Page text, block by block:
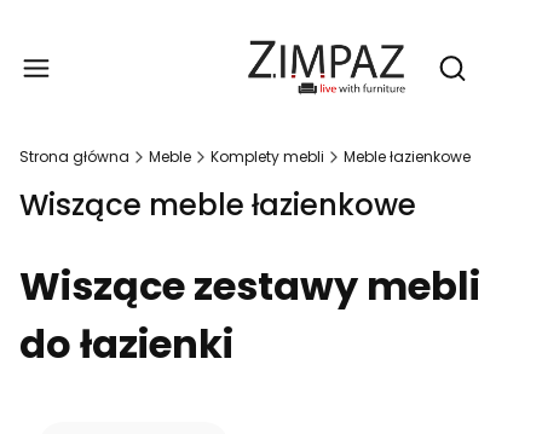
Otwórz
Strona główna Meble Komplety mebli Meble łazienkowe
Wiszące meble łazienkowe
Wiszące zestawy mebli
do łazienki